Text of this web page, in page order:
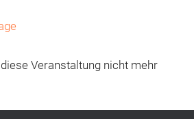
Veranstaltung nicht mehr